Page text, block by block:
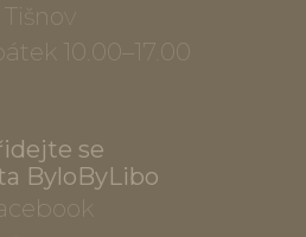
Tišnov
10.00–17.00
se
ByloByLibo